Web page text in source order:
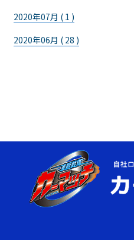
2020年07月 ( 1 )
2020年06月 ( 28 )